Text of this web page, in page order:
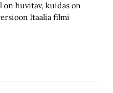
on huvitav, kuidas on
Itaalia filmi